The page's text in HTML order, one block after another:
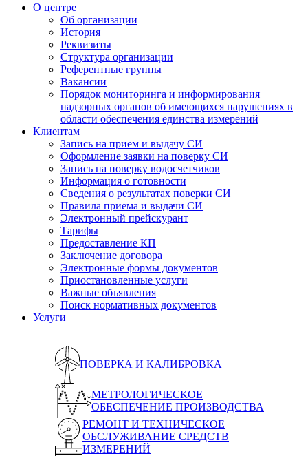
О центре
Об организации
История
Реквизиты
Структура организации
Референтные группы
Вакансии
Порядок мониторинга и информирования
надзорных органов об имеющихся нарушениях в
области обеспечения единства измерений
Клиентам
Запись на прием и выдачу СИ
Оформление заявки на поверку СИ
Запись на поверку водосчетчиков
Информация о готовности
Сведения о результатах поверки СИ
Правила приема и выдачи СИ
Электронный прейскурант
Тарифы
Предоставление КП
Заключение договора
Электронные формы документов
Приостановленные услуги
Важные объявления
Поиск нормативных документов
Услуги
ПОВЕРКА И КАЛИБРОВКА
МЕТРОЛОГИЧЕСКОЕ
ОБЕСПЕЧЕНИЕ ПРОИЗВОДСТВА
РЕМОНТ И ТЕХНИЧЕСКОЕ
ОБСЛУЖИВАНИЕ СРЕДСТВ
ИЗМЕРЕНИЙ